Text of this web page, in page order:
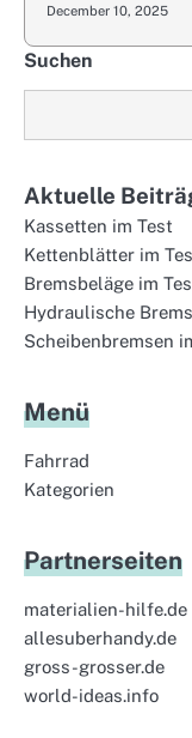
December 10, 2025
Suchen
Aktuelle
Kassetten im Test
Kettenblätter im
Bremsbeläge im
Hydraulische
Scheibenbremsen
Menü
Fahrrad
Kategorien
Partnerseiten
materialien-hilfe.de
allesuberhandy.de
gross-grosser.de
world-ideas.info